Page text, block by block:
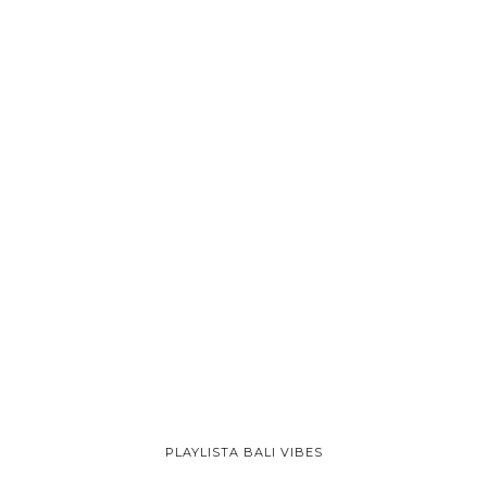
PLAYLISTA BALI VIBES